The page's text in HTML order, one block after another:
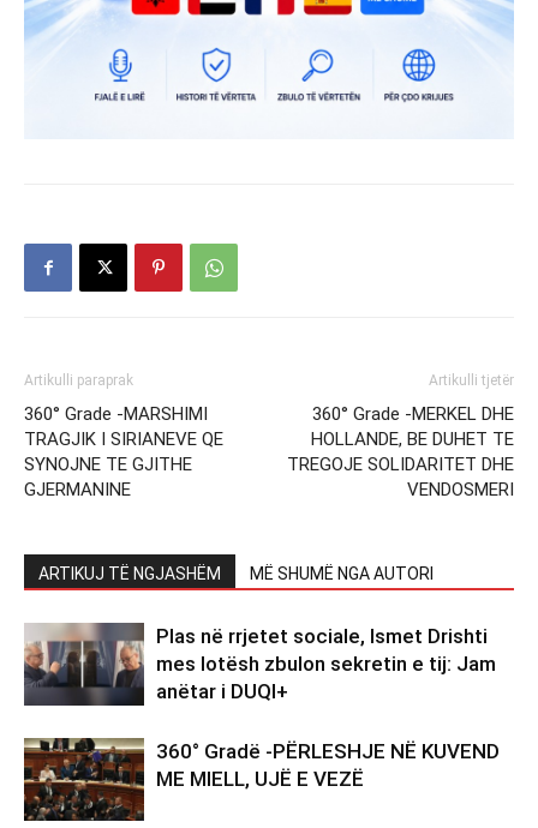
Artikulli paraprak
360° Grade -MARSHIMI
TRAGJIK I SIRIANEVE QE
SYNOJNE TE GJITHE
GJERMANINE
Artikulli tjetër
360° Grade -MERKEL DHE
HOLLANDE, BE DUHET TE
TREGOJE SOLIDARITET DHE
VENDOSMERI
ARTIKUJ TË NGJASHËM MË SHUMË NGA AUTORI
Plas në rrjetet sociale, Ismet Drishti
mes lotësh zbulon sekretin e tij: Jam
anëtar i DUQI+
360° Gradë -PËRLESHJE NË KUVEND
ME MIELL, UJË E VEZË